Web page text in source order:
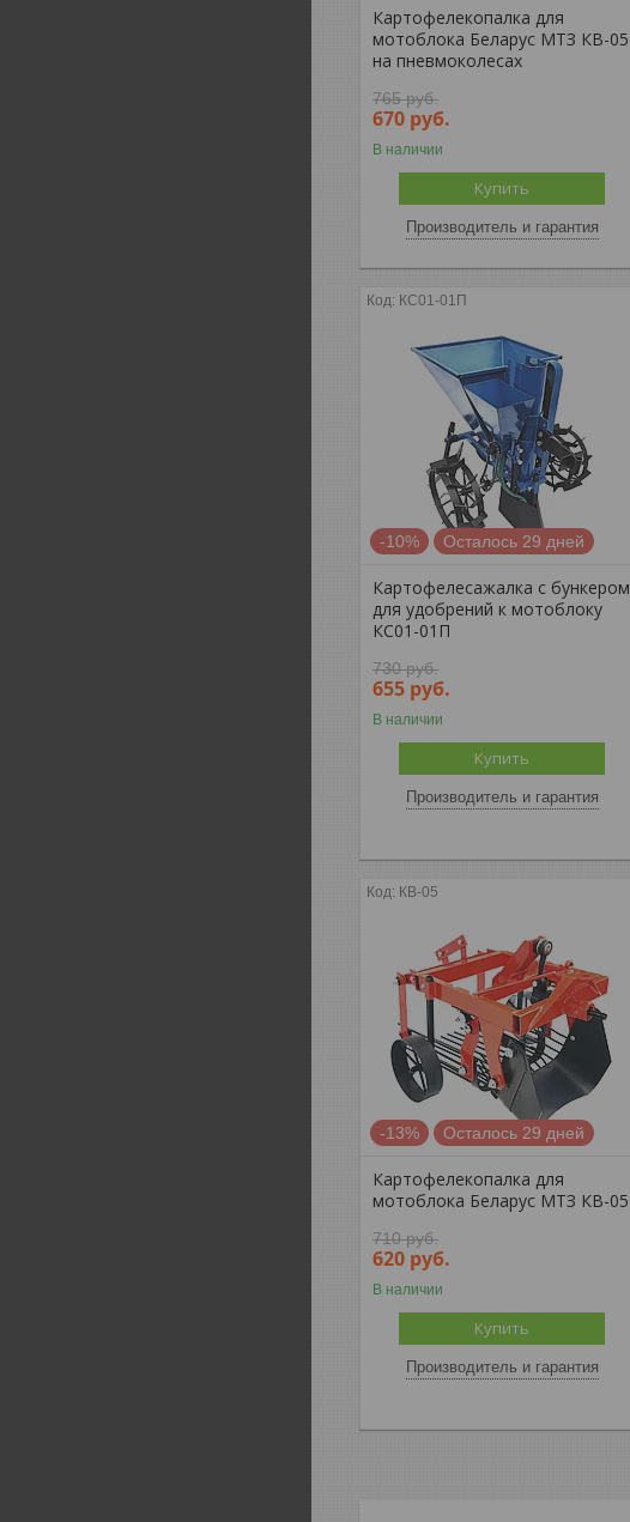
Картофелекопалка для
мотоблока Беларус МТЗ КВ-05
на пневмоколесах
765руб.
670 руб.
В наличии
Купить
Производитель и гарантия
КС01-01П
-10% Осталось 29 дней
Картофелесажалка с бункером
для удобрений к мотоблоку
КС01-01П
730руб.
655 руб.
В наличии
Купить
Производитель и гарантия
КВ-05
-13% Осталось 29 дней
Картофелекопалка для
мотоблока Беларус МТЗ КВ-05
710руб.
620 руб.
В наличии
Купить
Производитель и гарантия